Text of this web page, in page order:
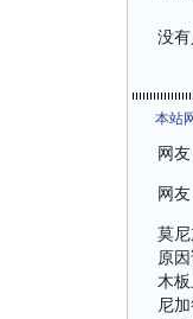
没有
本站
网
网
莫
原
木
尼